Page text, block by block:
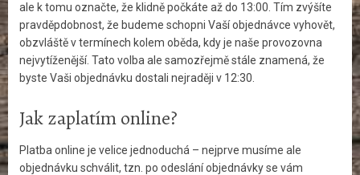
ale k tomu označte, že klidně počkáte až do 13:00. Tím zvýšíte
pravděpdobnost, že budeme schopni Vaší objednávce vyhovět,
obzvláště v termínech kolem oběda, kdy je naše provozovna
nejvytíženější. Tato volba ale samozřejmě stále znamená, že
byste Vaši objednávku dostali nejraději v 12:30.
Jak zaplatím online?
Platba online je velice jednoduchá – nejprve musíme ale
objednávku schválit, tzn. po odeslání objednávky se vám